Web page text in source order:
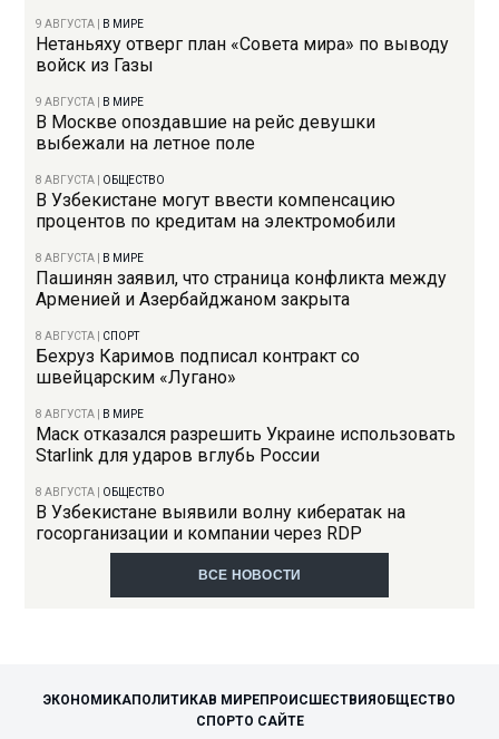
9 АВГУСТА В МИРЕ
Нетаньяху отверг план «Совета мира» по выводу
войск из Газы
9 АВГУСТА В МИРЕ
В Москве опоздавшие на рейс девушки
выбежали на летное поле
8 АВГУСТА ОБЩЕСТВО
В Узбекистане могут ввести компенсацию
процентов по кредитам на электромобили
8 АВГУСТА В МИРЕ
Пашинян заявил, что страница конфликта между
Арменией и Азербайджаном закрыта
8 АВГУСТА СПОРТ
Бехруз Каримов подписал контракт со
швейцарским «Лугано»
8 АВГУСТА В МИРЕ
Маск отказался разрешить Украине использовать
Starlink для ударов вглубь России
8 АВГУСТА ОБЩЕСТВО
В Узбекистане выявили волну кибератак на
госорганизации и компании через RDP
ВСЕ НОВОСТИ
ЭКОНОМИКАПОЛИТИКАВ МИРЕПРОИСШЕСТВИЯ ОБЩЕСТВО
СПОРТО САЙТЕ